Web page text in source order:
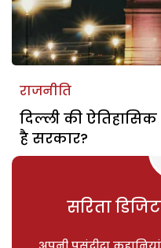
राजनीति
दिल्ली की
है सरकार?
सरिता